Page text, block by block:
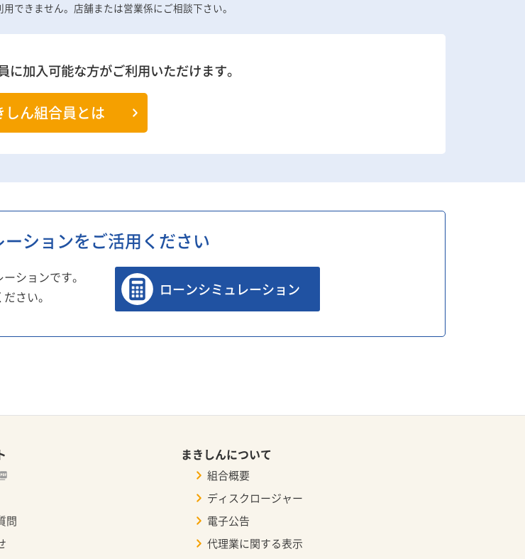
できません。店舗または営業係にご相談下さい。
加入可能な方がご利用いただけます。
しん組合員とは
ションをご活用ください
ションです。
さい。
ローンシミュレーション
問
まきしんについて
組合概要
ディスクロージャー
電子公告
代理業に関する表示